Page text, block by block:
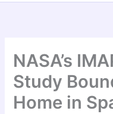
NASA’s
Study
Home in